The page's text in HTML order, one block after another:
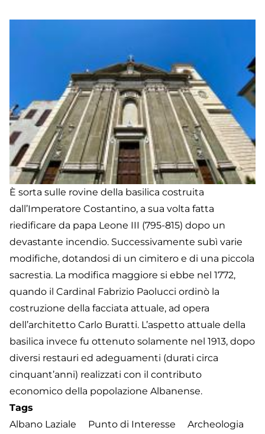
È sorta sulle rovine della basilica costruita
dall’Imperatore Costantino, a sua volta fatta
riedificare da papa Leone III (795-815) dopo un
devastante incendio. Successivamente subì varie
modifiche, dotandosi di un cimitero e di una piccola
sacrestia. La modifica maggiore si ebbe nel 1772,
quando il Cardinal Fabrizio Paolucci ordinò la
costruzione della facciata attuale, ad opera
dell’architetto Carlo Buratti. L’aspetto attuale della
basilica invece fu ottenuto solamente nel 1913, dopo
diversi restauri ed adeguamenti (durati circa
cinquant’anni) realizzati con il contributo
economico della popolazione Albanense.
Tags
Albano Laziale
Punto di Interesse
Archeologia